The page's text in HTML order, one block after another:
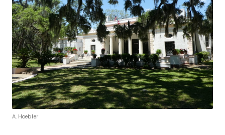
A. Hoebler